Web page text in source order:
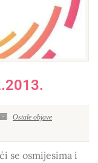
Ostale objave
se osmijesima i